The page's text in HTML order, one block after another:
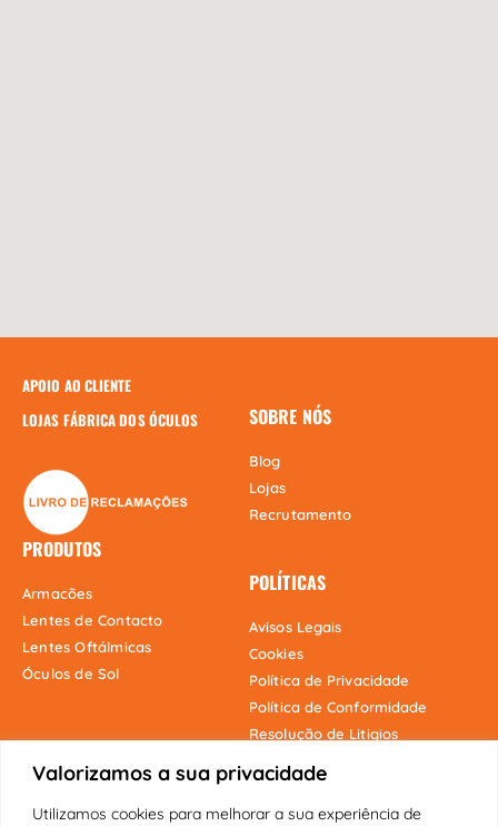
Valorizamos a sua privacidade
Utilizamos cookies para melhorar a sua experiência de
APOIO AO CLIENTE
LOJAS FÁBRICA DOS ÓCULOS
SOBRE NÓS
Blog
Lojas
Recrutamento
PRODUTOS
Armacões
Lentes de Contacto
Lentes Oftálmicas
Óculos de Sol
POLÍTICAS
Avisos Legais
Cookies
Política de Privacidade
Política de Conformidade
Resolução de Litigios